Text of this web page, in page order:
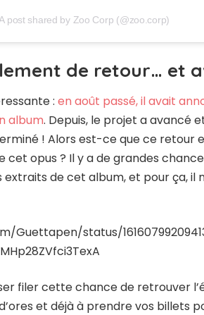
A post shared by Zoo Corp (@zoo.corp)
de retour… et
:en août passé, il avait
album. Depuis, le projet a avancé
! Alors est-ce que ce retour
opus ? Il y a de grandes
de cet album, et pour ça, il
status/
filer cette chance de retrouver
et déjà à prendre vos billets